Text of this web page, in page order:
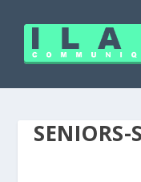
SENIORS-